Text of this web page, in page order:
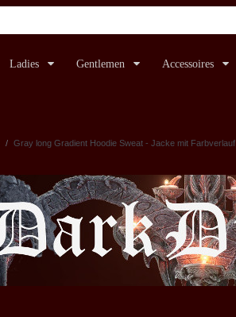
Ladies Gentlemen Accessoires
Gray long Gradient Hoodie Sweat - Jacke mit Farbverlauf